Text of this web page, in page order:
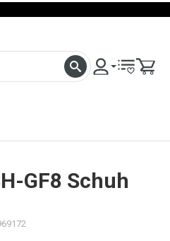
GF8 Schuh